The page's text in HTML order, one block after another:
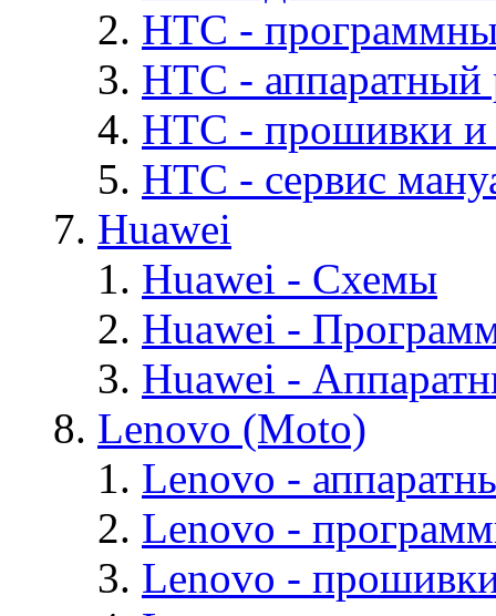
HTC -
HTC - аппаратный
HTC - прошивки
HTC - cервис
Huawei
Huawei - Cхемы
Huawei -
Huawei -
Lenovo (Moto)
Lenovo -
Lenovo -
Lenovo -